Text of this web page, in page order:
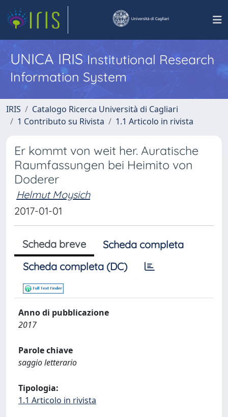
UNICA IRISInstitutional Research
Information System
IRIS
Catalogo Ricerca Università di Cagliari
1 Contributo su Rivista
1.1 Articolo in rivista
Er kommt von weit her. Auratische
Raumfassungen bei Heimito von
Doderer
Helmut Moysich
2017-01-01
Scheda breve
Scheda completa
Scheda completa (DC)
Anno di pubblicazione
2017
Parole chiave
saggio letterario
Tipologia:
1.1 Articolo in rivista